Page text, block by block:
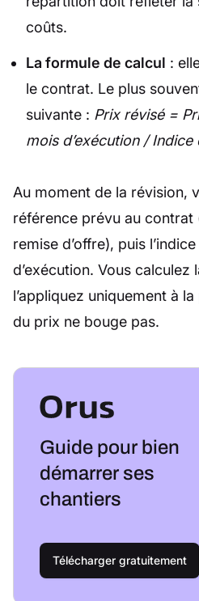
coûts.
La formule de calcul :
le contrat. Le plus
suivante : Prix révisé =
mois d’exécution /
Au moment de la révision,
référence prévu au contrat
remise d’offre), puis
d’exécution. Vous calculez
l’appliquez uniquement à
du prix ne bouge pas.
Guide pour bien
démarrer ses
chantiers
Télécharger gratuitement